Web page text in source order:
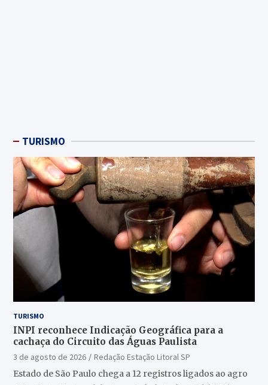
TURISMO
TURISMO
INPI reconhece Indicação Geográfica para a
cachaça do Circuito das Águas Paulista
3 de agosto de 2026
Redação Estação Litoral SP
Estado de São Paulo chega a 12 registros ligados ao agro